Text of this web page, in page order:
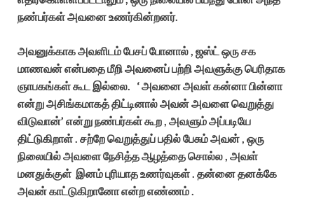
நண்பர்கள் அவனை உணர்கின்றனர்.
அவனுக்காக அவளிடம் பேசப் போனால் , ஜஸ்ட் ஒரு சக
மாணவன் என்பதை மீறி அவனைப் பற்றி அவளுக்கு பெரிதாக
ஞாபகங்கள் கூட இல்லை. ‘ அவனை அவள் கன்னா பின்னா
என்று அசிங்கமாகத் திட்டினால் அவன் அவளை வெறுத்து
விடுவான்’ என்று நண்பர்கள் கூற , அவளும் அப்படியே
திட்டுகிறாள் . சற்றே வெறுத்துப் பதில் பேசும் அவன் , ஒரு
நிலையில் அவளை நேசித்த ஆழத்தை சொல்ல , அவள்
மனதுக்குள் இனம் புரியாத உணர்வுகள் . தன்னை தனக்கே
அவன் காட்டுகிறானோ என்ற எண்ணம் .